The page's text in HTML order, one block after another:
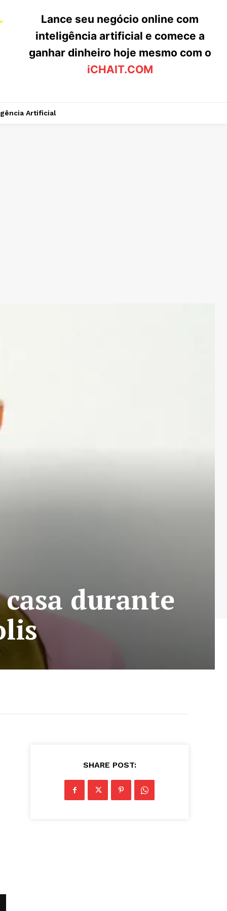
Lance seu negócio online com
inteligência artificial e comece a
ganhar dinheiro hoje mesmo com o
iCHAIT.COM
Artificial
durante
SHARE POST: